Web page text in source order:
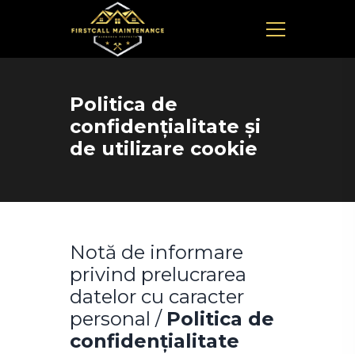
Politica de
confidențialitate și
de utilizare cookie
Notă de informare
privind prelucrarea
datelor cu caracter
personal / Politica de
confidențialitate